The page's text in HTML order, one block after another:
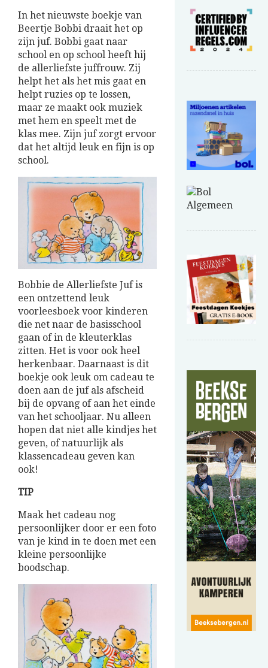
In het nieuwste boekje van
Beertje Bobbi draait het op
zijn juf. Bobbi gaat naar
school en op school heeft hij
de allerliefste juffrouw. Zij
helpt het als het mis gaat en
helpt ruzies op te lossen,
maar ze maakt ook muziek
met hem en speelt met de
klas mee. Zijn juf zorgt ervoor
dat het altijd leuk en fijn is op
school.
Bobbie de Allerliefste Juf is
een ontzettend leuk
voorleesboek voor kinderen
die net naar de basisschool
gaan of in de kleuterklas
zitten. Het is voor ook heel
herkenbaar. Daarnaast is dit
boekje ook leuk om cadeau te
doen aan de juf als afscheid
bij de opvang of aan het einde
van het schooljaar. Nu alleen
hopen dat niet alle kindjes het
geven, of natuurlijk als
klassencadeau geven kan
ook!
TIP
Maak het cadeau nog
persoonlijker door er een foto
van je kind in te doen met een
kleine persoonlijke
boodschap.